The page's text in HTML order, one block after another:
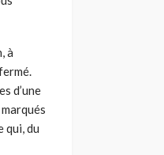
à
d’une
qui, du